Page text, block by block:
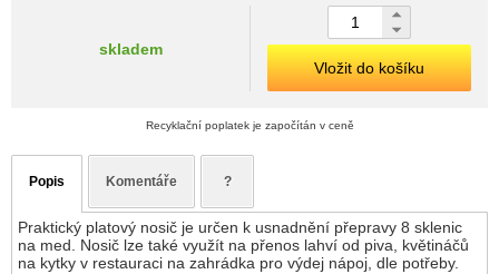
skladem
Vložit do košíku
Recyklační poplatek je započítán v ceně
Popis Komentáře ?
Praktický platový nosič je určen k usnadnění přepravy 8 sklenic
na med. Nosič lze také využít na přenos lahví od piva, květináčů
na kytky v restauraci na zahrádka pro výdej nápoj, dle potřeby.